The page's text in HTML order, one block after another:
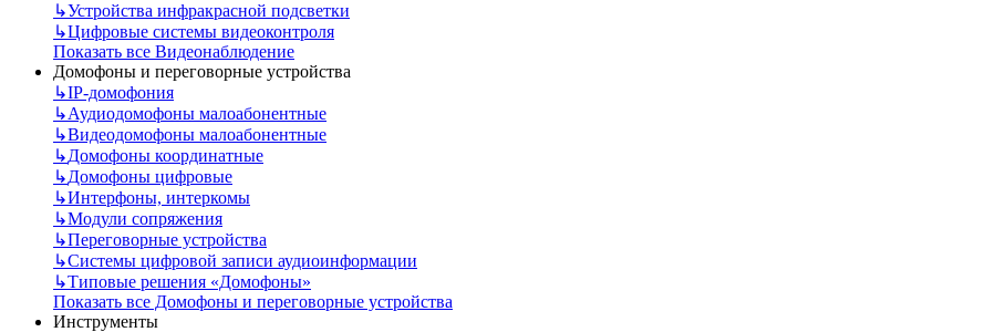
↳Устройства инфракрасной подсветки
↳Цифровые системы видеоконтроля
Показать все Видеонаблюдение
Домофоны и переговорные устройства
↳IP-домофония
↳Аудиодомофоны малоабонентные
↳Видеодомофоны малоабонентные
↳Домофоны координатные
↳Домофоны цифровые
↳Интерфоны, интеркомы
↳Модули сопряжения
↳Переговорные устройства
↳Системы цифровой записи аудиоинформации
↳Типовые решения «Домофоны»
Показать все Домофоны и переговорные устройства
Инструменты